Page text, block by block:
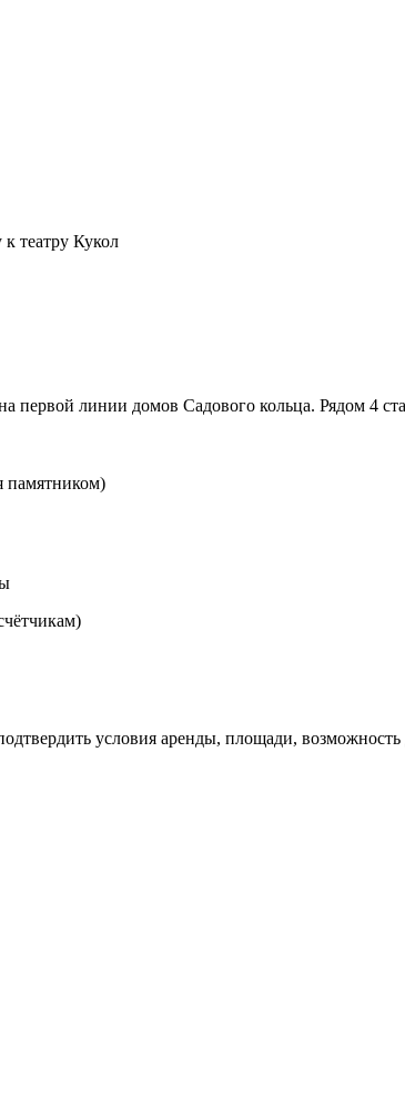
театру Кукол
линии домов Садового кольца. Рядом 4
памятником)
условия аренды, площади,